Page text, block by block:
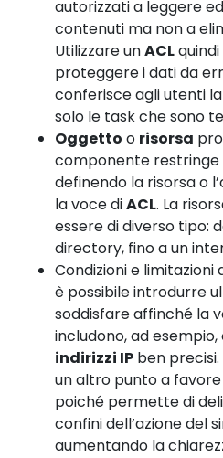
autorizzati a leggere
contenuti ma non a
Utilizzare unACL
proteggere i dati da
conferisce agli utenti
solo le task che sono
Oggetto o risorsa
componente restringe
definendo la risorsa o
la voce diACL. La
essere di diverso tipo:
directory, fino a un
Condizioni e limitazioni
è possibile introdurre
soddisfare affinché la
includono, ad
indirizzi IP ben
un altro punto a
poiché permette di
confini dell’azione del
aumentando la